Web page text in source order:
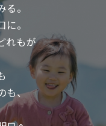
。
。
れもが
も、